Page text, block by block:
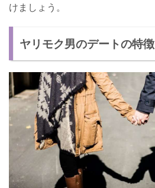
けましょう。
ヤリモク男のデートの特徴